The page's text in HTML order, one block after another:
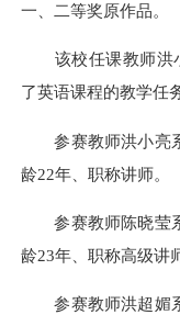
一、二等奖原作品。
该校任课教师洪小
了英语课程的教学任
参赛教师洪小亮系
龄22年、职称讲师。
参赛教师陈晓莹系
龄23年、职称高级讲
参赛教师洪超媚系